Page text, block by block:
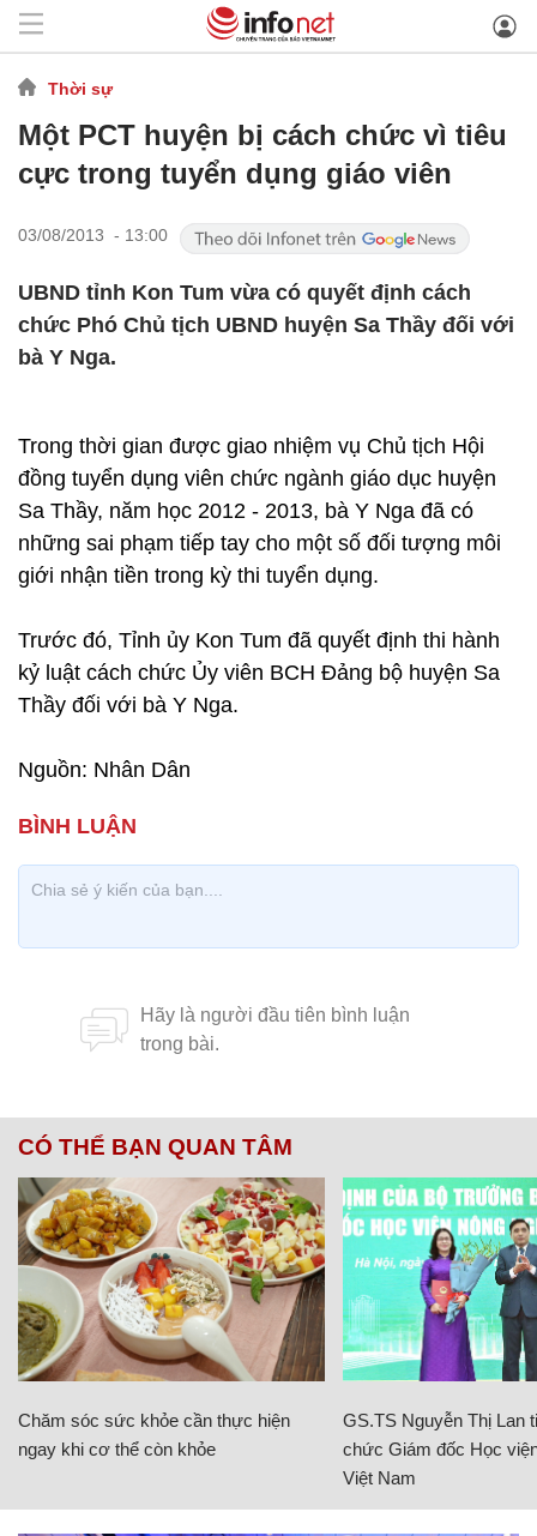
Thời sự
Một PCT huyện bị cách chức vì tiêu
cực trong tuyển dụng giáo viên
03/08/2013 - 13:00
UBND tỉnh Kon Tum vừa có quyết định cách
chức Phó Chủ tịch UBND huyện Sa Thầy đối với
bà Y Nga.
Trong thời gian được giao nhiệm vụ Chủ tịch Hội
đồng tuyển dụng viên chức ngành giáo dục huyện
Sa Thầy, năm học 2012 - 2013, bà Y Nga đã có
những sai phạm tiếp tay cho một số đối tượng môi
giới nhận tiền trong kỳ thi tuyển dụng.
Trước đó, Tỉnh ủy Kon Tum đã quyết định thi hành
kỷ luật cách chức Ủy viên BCH Ðảng bộ huyện Sa
Thầy đối với bà Y Nga.
Nguồn: Nhân Dân
CÓ THỂ BẠN QUAN TÂM
Chăm sóc sức khỏe cần thực hiện
ngay khi cơ thể còn khỏe
GS.TS Nguyễn Thị Lan
chức Giám đốc Học
Việt Nam